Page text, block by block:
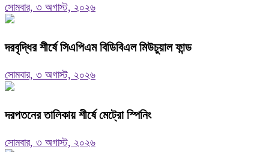
সোমবার, ৩ অগাস্ট, ২০২৬
দরবৃদ্ধির শীর্ষে সিএপিএম বিডিবিএল মিউচুয়াল ফান্ড
সোমবার, ৩ অগাস্ট, ২০২৬
দরপতনের তালিকায় শীর্ষে মেট্রো স্পিনিং
সোমবার, ৩ অগাস্ট, ২০২৬